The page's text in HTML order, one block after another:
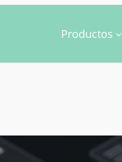
Productos